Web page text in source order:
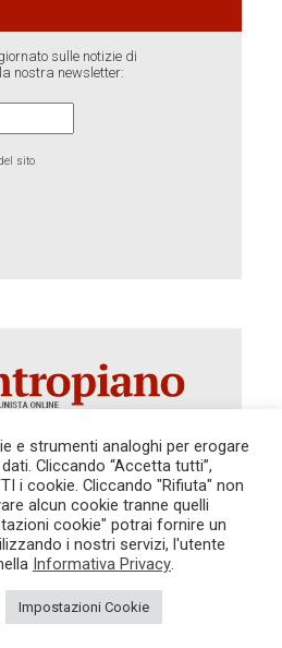
sulle notizie di
nostra newsletter:
sito
di Roma 286 del 31
Sergio
27- sc. B - 00159
LINK CONSIGLIATI
e strumenti analoghi per erogare
Cliccando “Accetta tutti”,
i cookie. Cliccando "Rifiuta" non
alcun cookie tranne quelli
cookie" potrai fornire un
i nostri servizi, l'utente
Informativa Privacy.
Impostazioni Cookie